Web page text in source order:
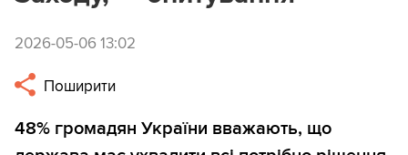
2026-05-06 13:02
Поширити
48% громадян України вважають, що